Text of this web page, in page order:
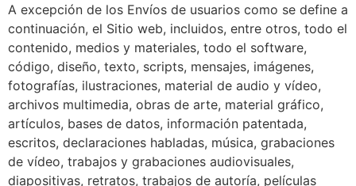
A excepción de los Envíos de usuarios como se define a
continuación, el Sitio web, incluidos, entre otros, todo el
contenido, medios y materiales, todo el software,
código, diseño, texto, scripts, mensajes, imágenes,
fotografías, ilustraciones, material de audio y vídeo,
archivos multimedia, obras de arte, material gráfico,
artículos, bases de datos, información patentada,
escritos, declaraciones habladas, música, grabaciones
de vídeo, trabajos y grabaciones audiovisuales,
diapositivas, retratos, trabajos de autoría, películas